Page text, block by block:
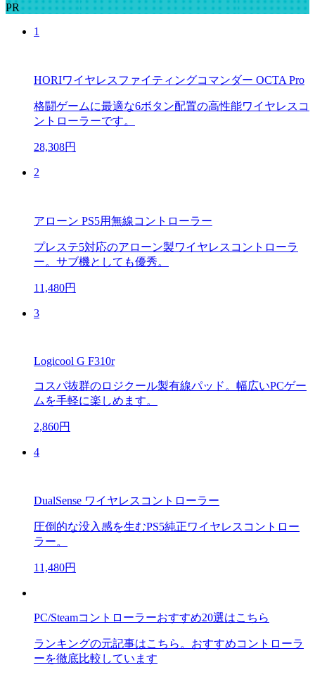
PR
1
HORIワイヤレスファイティングコマンダー OCTA Pro
格闘ゲームに最適な6ボタン配置の高性能ワイヤレスコ
ントローラーです。
28,308円
2
アローン PS5用無線コントローラー
プレステ5対応のアローン製ワイヤレスコントローラ
ー。サブ機としても優秀。
11,480円
3
Logicool G F310r
コスパ抜群のロジクール製有線パッド。幅広いPCゲー
ムを手軽に楽しめます。
2,860円
4
DualSense ワイヤレスコントローラー
圧倒的な没入感を生むPS5純正ワイヤレスコントロー
ラー。
11,480円
PC/Steamコントローラーおすすめ20選はこちら
ランキングの元記事はこちら。おすすめコントローラ
ーを徹底比較しています